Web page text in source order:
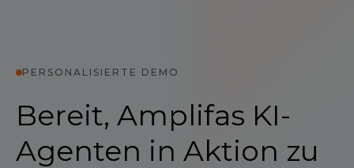
PERSONALISIERTE DEMO
Bereit, Amplifas KI-
Agenten in Aktion zu